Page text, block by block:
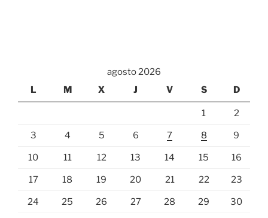
agosto 2026
L
M X J V S D
1 2
3 4 5 6 7 8 9
10 11 12 13 14 15 16
17 18 19 20 21 22 23
24 25 26 27 28 29 30